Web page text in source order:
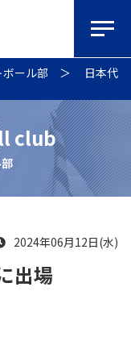
ール部
日本代
club
2024年06月12日(水)
出場